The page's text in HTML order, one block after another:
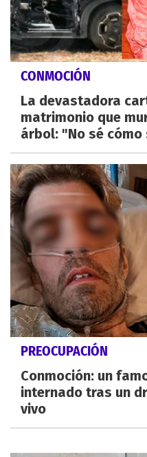
CONMOCIÓN
La devastadora
matrimonio que
árbol: "No sé cómo
PREOCUPACIÓN
Conmoción: un
internado tras un
vivo